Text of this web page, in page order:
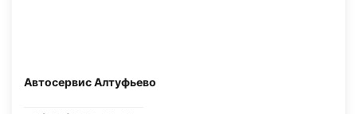
Автосервис Алтуфьево